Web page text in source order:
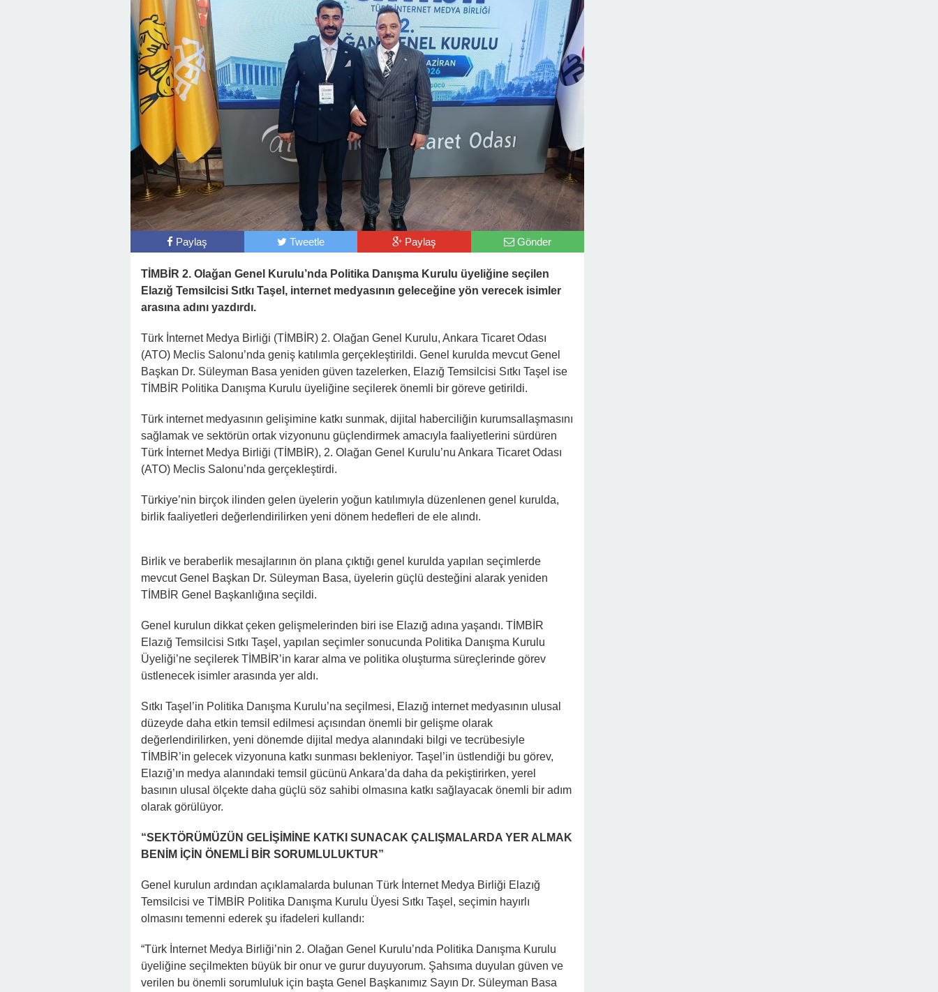
Paylaş Tweetle Paylaş Gönder
TİMBİR 2. Olağan Genel Kurulu’nda Politika Danışma Kurulu üyeliğine seçilen
Elazığ Temsilcisi Sıtkı Taşel, internet medyasının geleceğine yön verecek isimler
arasına adını yazdırdı.
Türk İnternet Medya Birliği (TİMBİR) 2. Olağan Genel Kurulu, Ankara Ticaret Odası
(ATO) Meclis Salonu’nda geniş katılımla gerçekleştirildi. Genel kurulda mevcut Genel
Başkan Dr. Süleyman Basa yeniden güven tazelerken, Elazığ Temsilcisi Sıtkı Taşel ise
TİMBİR Politika Danışma Kurulu üyeliğine seçilerek önemli bir göreve getirildi.
Türk internet medyasının gelişimine katkı sunmak, dijital haberciliğin kurumsallaşmasını
sağlamak ve sektörün ortak vizyonunu güçlendirmek amacıyla faaliyetlerini sürdüren
Türk İnternet Medya Birliği (TİMBİR), 2. Olağan Genel Kurulu’nu Ankara Ticaret Odası
(ATO) Meclis Salonu’nda gerçekleştirdi.
Türkiye’nin birçok ilinden gelen üyelerin yoğun katılımıyla düzenlenen genel kurulda,
birlik faaliyetleri değerlendirilirken yeni dönem hedefleri de ele alındı.
Birlik ve beraberlik mesajlarının ön plana çıktığı genel kurulda yapılan seçimlerde
mevcut Genel Başkan Dr. Süleyman Basa, üyelerin güçlü desteğini alarak yeniden
TİMBİR Genel Başkanlığına seçildi.
Genel kurulun dikkat çeken gelişmelerinden biri ise Elazığ adına yaşandı. TİMBİR
Elazığ Temsilcisi Sıtkı Taşel, yapılan seçimler sonucunda Politika Danışma Kurulu
Üyeliği’ne seçilerek TİMBİR’in karar alma ve politika oluşturma süreçlerinde görev
üstlenecek isimler arasında yer aldı.
Sıtkı Taşel’in Politika Danışma Kurulu’na seçilmesi, Elazığ internet medyasının ulusal
düzeyde daha etkin temsil edilmesi açısından önemli bir gelişme olarak
değerlendirilirken, yeni dönemde dijital medya alanındaki bilgi ve tecrübesiyle
TİMBİR’in gelecek vizyonuna katkı sunması bekleniyor. Taşel’in üstlendiği bu görev,
Elazığ’ın medya alanındaki temsil gücünü Ankara’da daha da pekiştirirken, yerel
basının ulusal ölçekte daha güçlü söz sahibi olmasına katkı sağlayacak önemli bir adım
olarak görülüyor.
“SEKTÖRÜMÜZÜN GELİŞİMİNE KATKI SUNACAK ÇALIŞMALARDA YER ALMAK
BENİM İÇİN ÖNEMLİ BİR SORUMLULUKTUR”
Genel kurulun ardından açıklamalarda bulunan Türk İnternet Medya Birliği Elazığ
Temsilcisi ve TİMBİR Politika Danışma Kurulu Üyesi Sıtkı Taşel, seçimin hayırlı
olmasını temenni ederek şu ifadeleri kullandı:
“Türk İnternet Medya Birliği’nin 2. Olağan Genel Kurulu’nda Politika Danışma Kurulu
üyeliğine seçilmekten büyük bir onur ve gurur duyuyorum. Şahsıma duyulan güven ve
verilen bu önemli sorumluluk için başta Genel Başkanımız Sayın Dr. Süleyman Basa